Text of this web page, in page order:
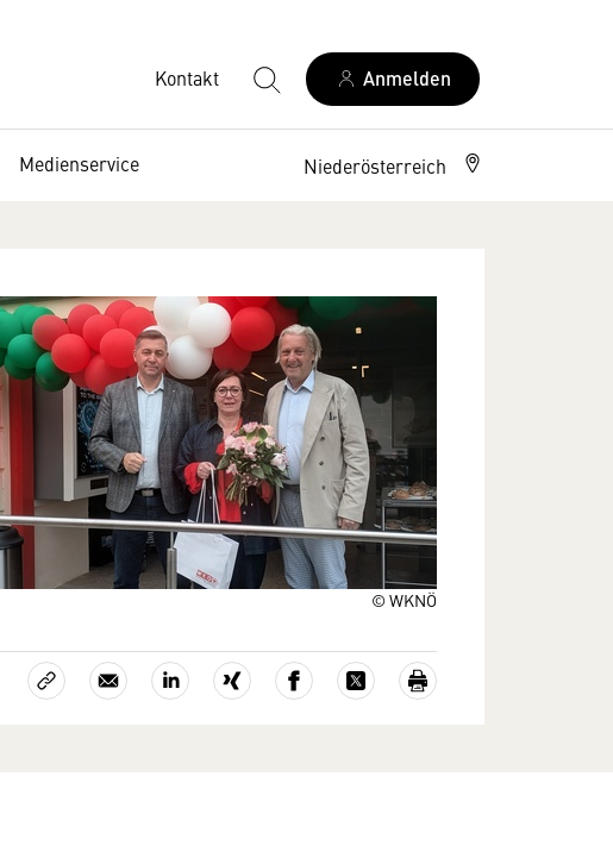
Kontakt Anmelden
Medienservice Niederösterreich
© WKNÖ